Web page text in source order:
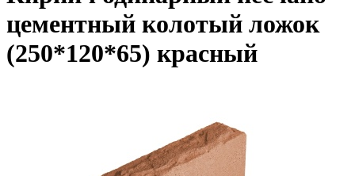
цементный колотый ложок
(250*120*65) красный